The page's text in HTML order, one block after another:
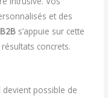
et des
s’appuie sur cette
concrets.
devient possible de